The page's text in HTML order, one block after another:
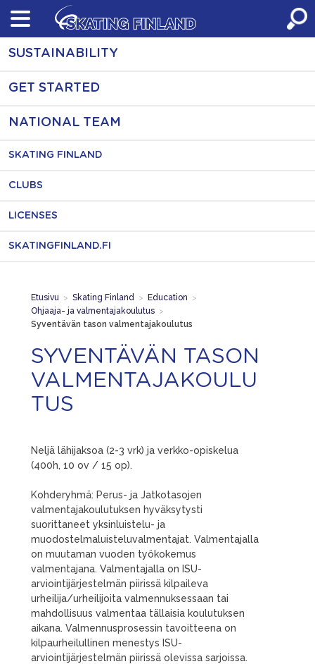
Skip
content
SUSTAINABILITY
GET STARTED
NATIONAL TEAM
SKATING FINLAND
CLUBS
LICENSES
SKATINGFINLAND.FI
Etusivu > Skating Finland > Education >
Ohjaaja- ja valmentajakoulutus >
Syventävän tason valmentajakoulutus
SYVENTÄVÄN TASON
VALMENTAJAKOULU
TUS
Neljä lähijaksoa (2-3 vrk) ja verkko-opiskelua
(400h, 10 ov / 15 op).
Kohderyhmä: Perus- ja Jatkotasojen
valmentajakoulutuksen hyväksytysti
suorittaneet yksinluistelu- ja
muodostelmaluisteluvalmentajat. Valmentajalla
on muutaman vuoden työkokemus
valmentajana. Valmentajalla on ISU-
arviointijärjestelmän piirissä kilpaileva
urheilija/urheilijoita valmennuksessaan tai
mahdollisuus valmentaa tällaisia koulutuksen
aikana. Valmennusprosessin tavoitteena on
kilpaurheilullinen menestys ISU-
arviointijärjestelmän piirissä olevissa sarjoissa.